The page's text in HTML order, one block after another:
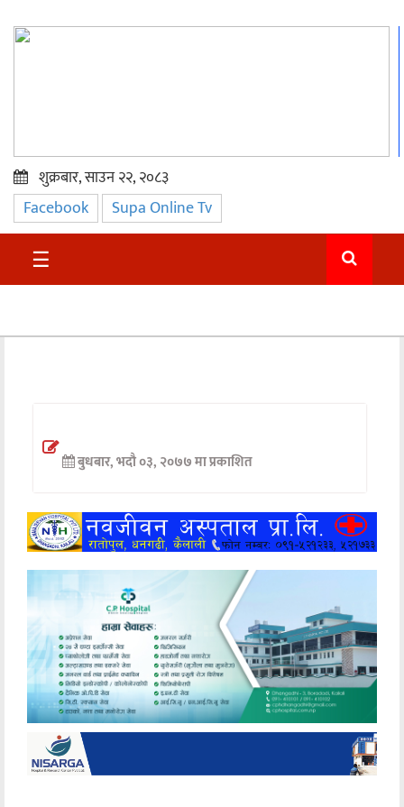
प्रमुख
समाचार
सुदुर
अन्तर्वार्ता
खेलकुद
मनोरञ्जन
अन्य
शुक्रबार, साउन २२, २०८३
Facebook Supa Online Tv
☰
बुधबार, भदौ ०३, २०७७ मा प्रकाशित